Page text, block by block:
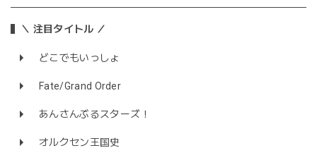
＼ 注目タイトル ／
どこでもいっしょ
Fate/Grand Order
あんさんぶるスターズ！
オルクセン王国史